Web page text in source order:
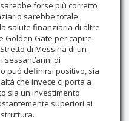
forse più corretto
sarebbe totale.
salute finanziaria di altre
Golden Gate per capire
di Messina di un
sessant’anni di
può definirsi positivo, sia
che invece ci porta a
sia un investimento
superiori ai